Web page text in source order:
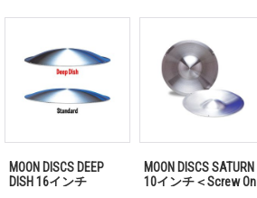
MOON DISCS DEEP
DISH 16インチ
MOON DISCS SATURN
10インチ＜Screw On